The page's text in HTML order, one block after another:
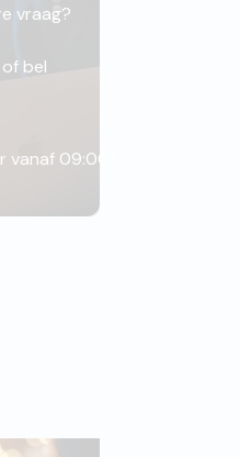
vraag?
bel
vanaf 09:00